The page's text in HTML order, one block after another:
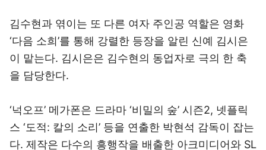
김수현과 엮이는 또 다른 여자 주인공 역할은 영화
‘다음 소희’를 통해 강렬한 등장을 알린 신예 김시은
이 맡는다. 김시은은 김수현의 동업자로 극의 한 축
을 담당한다.
‘넉오프’ 메가폰은 드라마 ‘비밀의 숲’ 시즌2, 넷플릭
스 ‘도적: 칼의 소리’ 등을 연출한 박현석 감독이 잡는
다. 제작은 다수의 흥행작을 배출한 아크미디어와 SL